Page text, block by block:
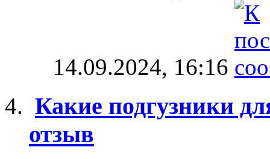
14.09.2024, 16:16
Какие подгузники
отзыв